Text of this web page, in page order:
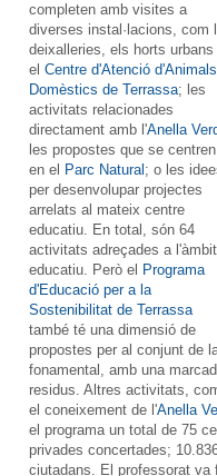
completen amb visites a
diverses instal·lacions, com
deixalleries, els horts urbans
el Centre d'Atenció d'Animals
Domèstics de Terrassa; les
activitats relacionades
directament amb l'Anella
les propostes que se centren
en el Parc Natural ; o les
per desenvolupar projectes
arrelats al mateix centre
educatiu. En total, són 64
activitats adreçades a l'àmbit
educatiu. Però el Programa
d'Educació per a la
Sostenibilitat de Terrassa
també té una dimensió de
propostes per al conjunt de
fonamental, amb una
residus. Altres activitats,
el coneixement de l'Anella
el programa un total de 75
privades concertades;
ciutadans. El professorat va